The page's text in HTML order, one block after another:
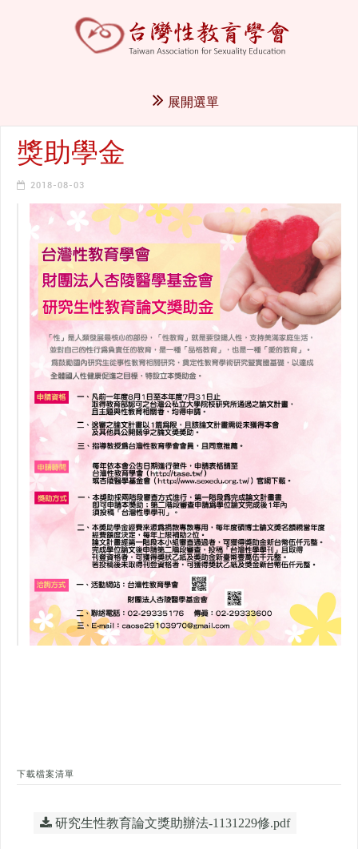
展開選單
獎助學金
2018-08-03
下載檔案清單
研究生性教育論文獎助辦法-1131229修.pdf